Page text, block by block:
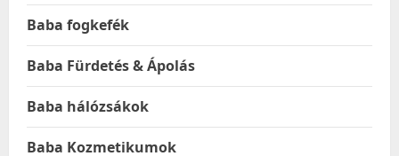
Baba fogkefék
Baba Fürdetés & Ápolás
Baba hálózsákok
Baba Kozmetikumok